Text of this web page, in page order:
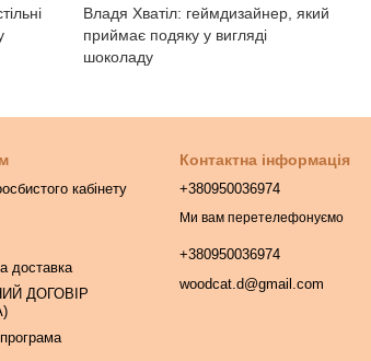
Владя Хватіл: геймдизайнер, який
приймає подяку у вигляді
шоколаду
кабінету
доставка
ДОГОВІР
Контактна інформація
+380950036974
Ми вам перетелефонуємо
+380950036974
woodcat.d@gmail.com